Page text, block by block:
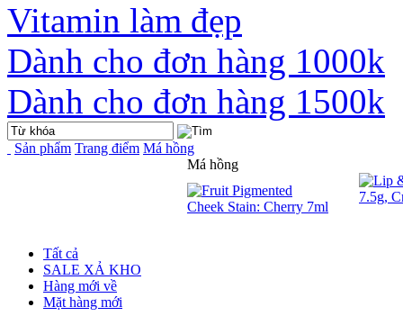
Vitamin làm đẹp
Dành cho đơn hàng 1000k
Dành cho đơn hàng 1500k
Sản phẩm Trang điểm Má hồng
Tất cả
SALE XẢ KHO
Hàng mới về
Mặt hàng mới
Má hồng